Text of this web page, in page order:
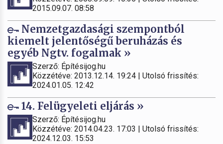
2015.09.07. 08:58
Nemzetgazdasági szempontból
kiemelt jelentőségű beruházás és
egyéb Ngtv. fogalmak »
Szerző: Építésijog.hu
Közzétéve: 2013.12.14. 19:24 | Utolsó frissítés:
2024.01.05. 12:42
14. Felügyeleti eljárás »
Szerző: Építésijog.hu
Közzétéve: 2014.04.23. 17:03 | Utolsó frissítés:
2024.12.03. 15:53